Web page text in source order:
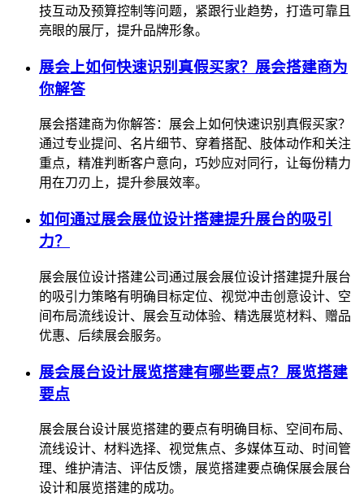
技互动及预算控制等问题，紧跟行业趋势，打造可靠且
亮眼的展厅，提升品牌形象。
展会上如何快速识别真假买家？展会搭建商为
你解答
展会搭建商为你解答：展会上如何快速识别真假买家？
通过专业提问、名片细节、穿着搭配、肢体动作和关注
重点，精准判断客户意向，巧妙应对同行，让每份精力
用在刀刃上，提升参展效率。
如何通过展会展位设计搭建提升展台的吸引
力？
展会展位设计搭建公司通过展会展位设计搭建提升展台
的吸引力策略有明确目标定位、视觉冲击创意设计、空
间布局流线设计、展会互动体验、精选展览材料、赠品
优惠、后续展会服务。
展会展台设计展览搭建有哪些要点？展览搭建
要点
展会展台设计展览搭建的要点有明确目标、空间布局、
流线设计、材料选择、视觉焦点、多媒体互动、时间管
理、维护清洁、评估反馈，展览搭建要点确保展会展台
设计和展览搭建的成功。